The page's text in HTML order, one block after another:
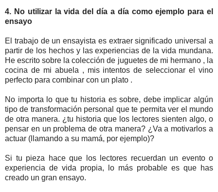
4. No utilizar la vida del día a día como ejemplo para el
ensayo
El trabajo de un ensayista es extraer significado universal a
partir de los hechos y las experiencias de la vida mundana.
He escrito sobre la colección de juguetes de mi hermano , la
cocina de mi abuela , mis intentos de seleccionar el vino
perfecto para combinar con un plato .
No importa lo que tu historia es sobre, debe implicar algún
tipo de transformación personal que te permita ver el mundo
de otra manera. ¿tu historia que los lectores sienten algo, o
pensar en un problema de otra manera? ¿Va a motivarlos a
actuar (llamando a su mamá, por ejemplo)?
Si tu pieza hace que los lectores recuerdan un evento o
experiencia de vida propia, lo más probable es que has
creado un gran ensayo.